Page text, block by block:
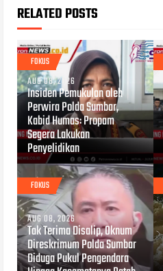
RELATED POSTS
FOKUS
AUG 08, 2026
Insiden Pemukulan oleh
Perwira Polda Sumbar,
Kabid Humas: Propam
Segera Lakukan
Penyelidikan
FOKUS
AUG 08, 2026
Tak Terima Disalip, Oknum
Direskrimum Polda Sumbar
Diduga Pukul Pengendara